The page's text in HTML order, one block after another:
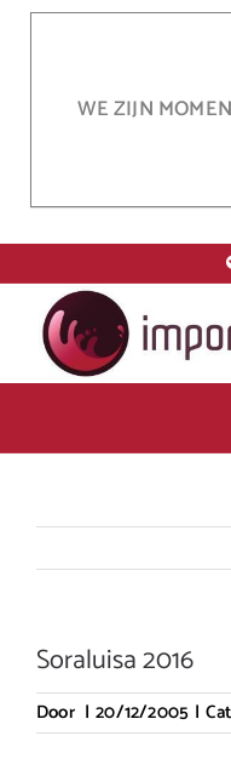
WE ZIJN
Soraluisa 2016
Door | 20/12/2005 |